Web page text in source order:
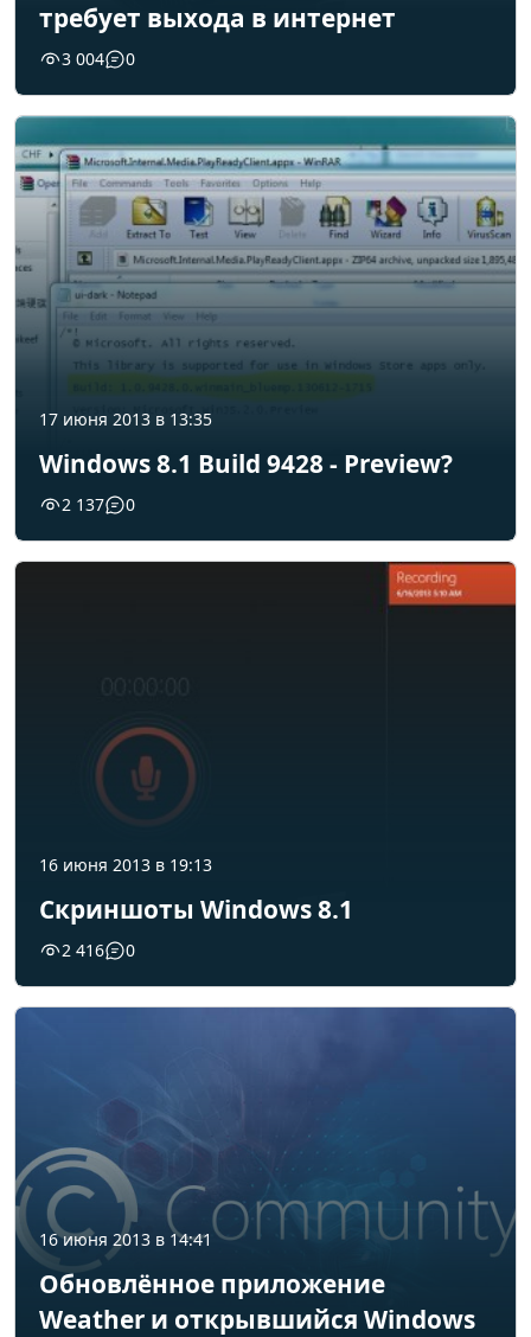
требует выхода в интернет
3 004 0
17 июня 2013 в 13:35
Windows 8.1 Build 9428 - Preview?
2 137 0
16 июня 2013 в 19:13
Скриншоты Windows 8.1
2 416 0
16 июня 2013 в 14:41
Обновлённое приложение
Weather и открывшийся Windows